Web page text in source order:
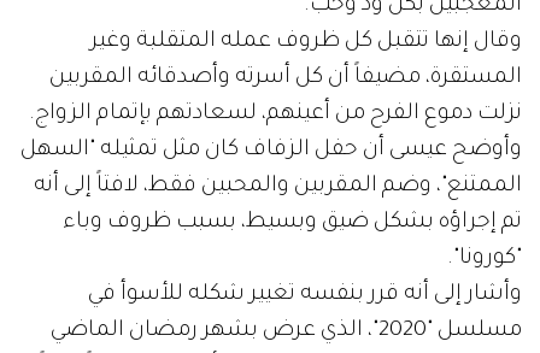
المعجبين بكل ود وحب.
وقال إنها تتقبل كل ظروف عمله المتقلبة وغير
المستقرة، مضيفاً أن كل أسرته وأصدقائه المقربين
نزلت دموع الفرح من أعينهم، لسعادتهم بإتمام الزواج.
وأوضح عيسى أن حفل الزفاف كان مثل تمثيله "السهل
الممتنع"، وضم المقربين والمحبين فقط، لافتاً إلى أنه
تم إجراؤه بشكل ضيق وبسيط، بسبب ظروف وباء
"كورونا".
وأشار إلى أنه قرر بنفسه تغيير شكله للأسوأ في
مسلسل "2020"، الذي عرض بشهر رمضان الماضي